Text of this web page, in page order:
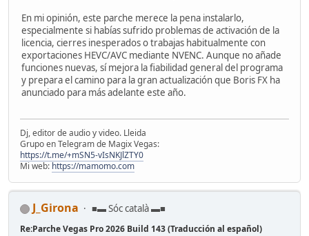
En mi opinión, este parche merece la pena instalarlo,
especialmente si habías sufrido problemas de activación de la
licencia, cierres inesperados o trabajas habitualmente con
exportaciones HEVC/AVC mediante NVENC. Aunque no añade
funciones nuevas, sí mejora la fiabilidad general del programa
y prepara el camino para la gran actualización que Boris FX ha
anunciado para más adelante este año.
Dj, editor de audio y video. Lleida
Grupo en Telegram de Magix Vegas:
https://t.me/+mSN5-vIsNKJlZTY0
Mi web: https://mamomo.com
J_Girona ■▬ Sóc català ▬■
Re:Parche Vegas Pro 2026 Build 143 (Traducción al español)